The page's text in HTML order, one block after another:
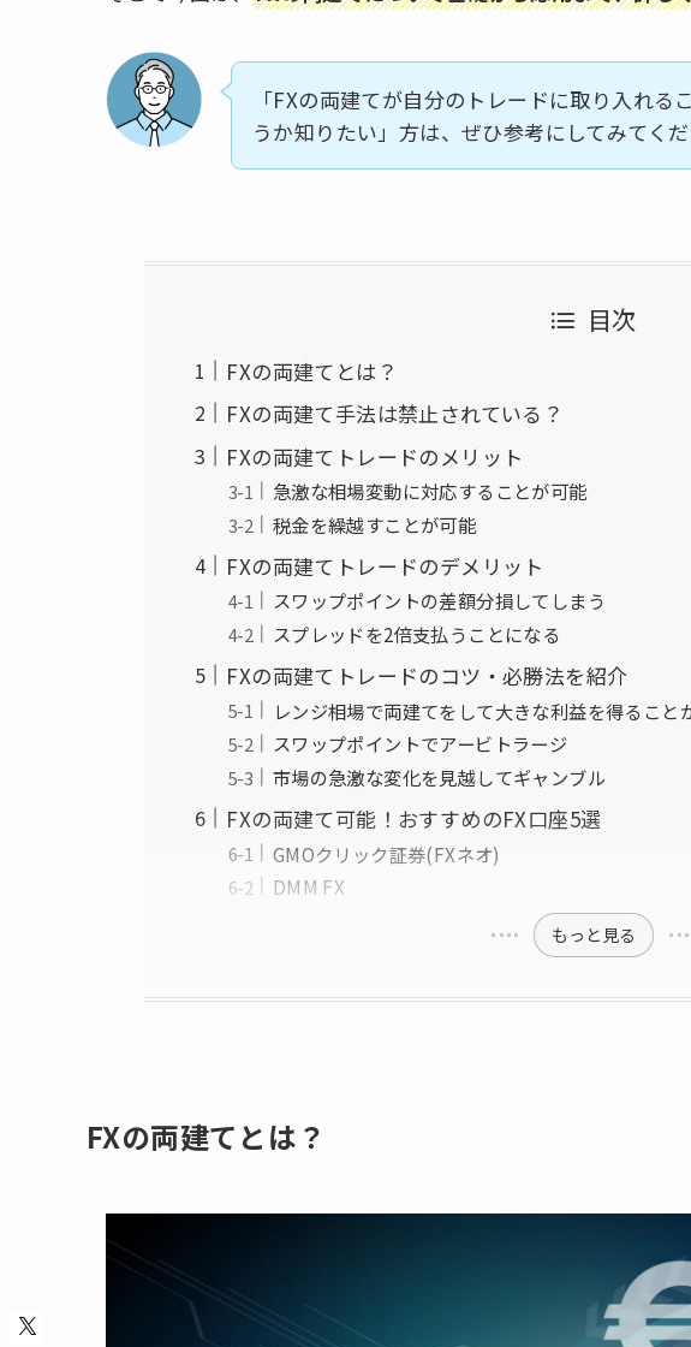
「FXの両建てが自分のトレードに取り入れる
うか知りたい」方は、ぜひ参考にしてみてくだ
目次
FXの両建てとは？
FXの両建て手法は禁止されている？
FXの両建てトレードのメリット
急激な相場変動に対応することが可能
税金を繰越すことが可能
FXの両建てトレードのデメリット
スワップポイントの差額分損してしまう
スプレッドを2倍支払うことになる
FXの両建てトレードのコツ・必勝法を紹介
レンジ相場で両建てをして大きな利益を得ること
スワップポイントでアービトラージ
市場の急激な変化を見越してギャンブル
FXの両建て可能！おすすめのFX口座5選
GMOクリック証券(FXネオ)
DMM FX
もっと見る
FXの両建てとは？